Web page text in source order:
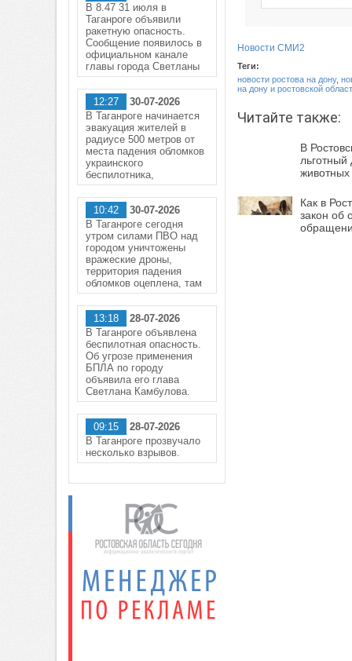
Новости СМИ2
Теги:
новости ростова на дону,
на дону и ростовской
Читайте также:
В
льготный
животных
Как в
закон об
В 8.47 31 июля в
Таганроге объявили
ракетную опасность.
Сообщение появилось в
официальном канале
главы города Светланы
12:27
30-07-2026
В Таганроге начинается
эвакуация жителей в
радиусе 500 метров от
места падения обломков
украинского
беспилотника,
10:42
30-07-2026
В Таганроге сегодня
утром силами ПВО над
городом уничтожены
вражеские дроны,
территория падения
обломков оцеплена, там
13:18
28-07-2026
В Таганроге объявлена
беспилотная опасность.
Об угрозе применения
БПЛА по городу
объявила его глава
Светлана Камбулова.
09:15
28-07-2026
В Таганроге прозвучало
несколько взрывов.